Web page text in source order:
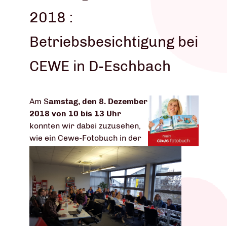
2018 :
Betriebsbesichtigung bei
CEWE in D-Eschbach
Am Samstag, den 8. Dezember
2018 von 10 bis 13 Uhr
konnten wir dabei zuzusehen,
wie ein Cewe-Fotobuch in der